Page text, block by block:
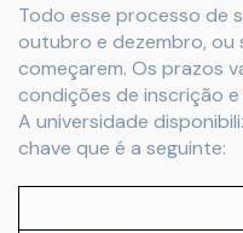
Todo esse processo de
outubro e dezembro, ou
começarem. Os prazos
condições de inscrição
A universidade
chave que é a seguinte: